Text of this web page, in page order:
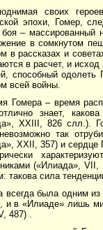
своих
эпохи, Гомер,
боя – массированный
в сомкнутом
в рассказах и
в расчет, и
способный одолеть
всей войны.
Гомера – время
знает,
ХХIII, 826 слл.).
так
ХХII, 357) и сердце
(«Илиада»,
такова сила
всегда была одним из
и в «Илиаде» лишь
487) .